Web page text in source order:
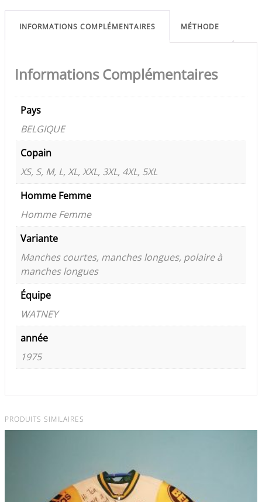
INFORMATIONS COMPLÉMENTAIRES MÉTHODE
Informations Complémentaires
Pays
BELGIQUE
Copain
XS, S, M, L, XL, XXL, 3XL, 4XL, 5XL
Homme Femme
Homme Femme
Variante
Manches courtes, manches longues, polaire à
manches longues
Équipe
WATNEY
année
1975
PRODUITS SIMILAIRES